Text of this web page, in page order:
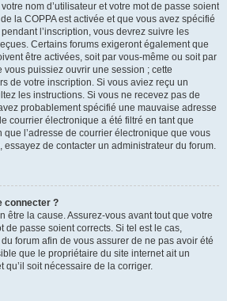
nom d’utilisateur et votre mot de passe soient
la COPPA est activée et que vous avez spécifié
l’inscription, vous devrez suivre les
Certains forums exigeront également que
être activées, soit par vous-même ou soit par
vous puissiez ouvrir une session ; cette
de votre inscription. Si vous aviez reçu un
les instructions. Si vous ne recevez pas de
probablement spécifié une mauvaise adresse
courrier électronique a été filtré en tant que
que l’adresse de courrier électronique que vous
essayez de contacter un administrateur du forum.
connecter ?
être la cause. Assurez-vous avant tout que votre
de passe soient corrects. Si tel est le cas,
forum afin de vous assurer de ne pas avoir été
que le propriétaire du site internet ait un
qu’il soit nécessaire de la corriger.